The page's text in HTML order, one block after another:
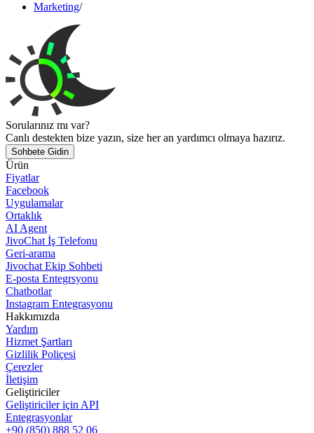
Marketing/
Sorularınız mı var?
Canlı destekten bize yazın, size her an yardımcı olmaya hazırız.
Sohbete Gidin
Ürün
Fiyatlar
Facebook
Uygulamalar
Ortaklık
AI Agent
JivoChat İş Telefonu
Geri-arama
Jivochat Ekip Sohbeti
E-posta Entegrsyonu
Chatbotlar
Instagram Entegrasyonu
Hakkımızda
Yardım
Hizmet Şartları
Gizlilik Poliçesi
Çerezler
İletişim
Geliştiriciler
Geliştiriciler için API
Entegrasyonlar
+90 (850) 888 52 06